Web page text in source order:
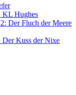
KL Hughes
Der Fluch der Meere
Kuss der Nixe